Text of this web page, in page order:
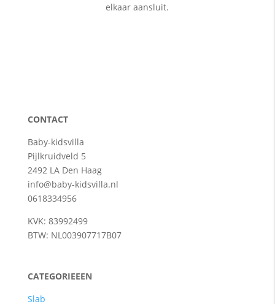
elkaar aansluit.
CONTACT
Baby-kidsvilla
Pijlkruidveld 5
2492 LA Den Haag
info@baby-kidsvilla.nl
0618334956
KVK: 83992499
BTW: NL003907717B07
CATEGORIEEEN
Slab